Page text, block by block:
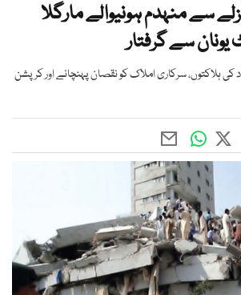
سے منہدم ہونیوالے مارگلا
یونان سے گرفتار
کی ہلاکتوں، سرکاری املاک کو نقصان پہنچانے اور کرپشن